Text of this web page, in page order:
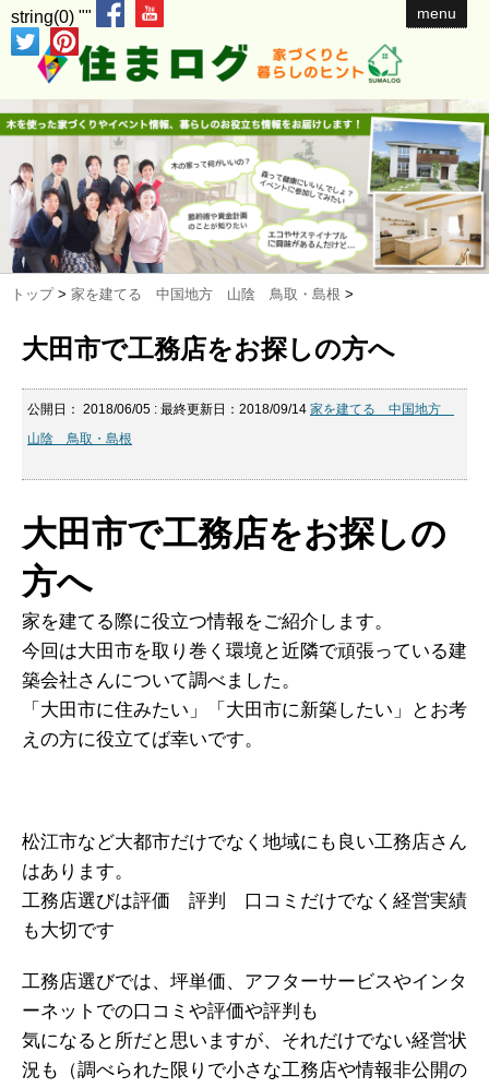
string(0) "" menu
トップ > 家を建てる 中国地方 山陰 鳥取・島根 >
大田市で工務店をお探しの方へ
公開日： 2018/06/05 : 最終更新日：2018/09/14 家を建てる 中国地方
山陰 鳥取・島根
大田市で工務店をお探しの
方へ
家を建てる際に役立つ情報をご紹介します。
今回は大田市を取り巻く環境と近隣で頑張っている建
築会社さんについて調べました。
「大田市に住みたい」「大田市に新築したい」とお考
えの方に役立てば幸いです。
松江市など大都市だけでなく地域にも良い工務店さん
はあります。
工務店選びは評価 評判 口コミだけでなく経営実績
も大切です
工務店選びでは、坪単価、アフターサービスやインタ
ーネットでの口コミや評価や評判も
気になると所だと思いますが、それだけでない経営状
況も（調べられた限りで小さな工務店や情報非公開の